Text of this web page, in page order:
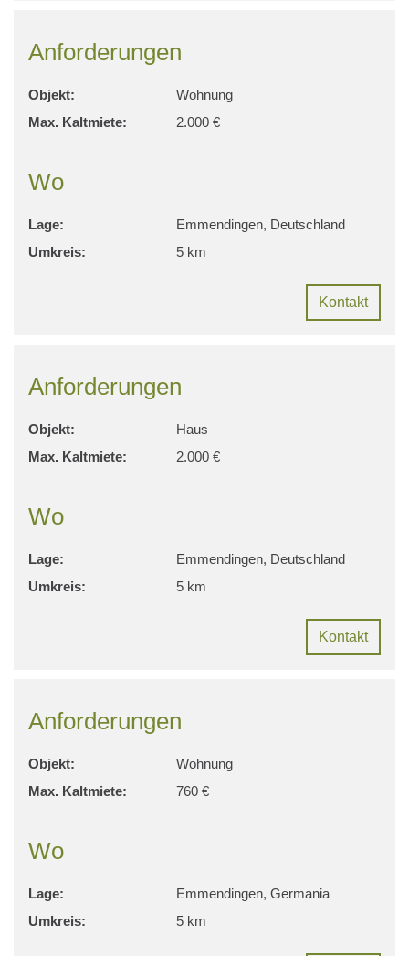
Anforderungen
Objekt:
Wohnung
Max. Kaltmiete:
2.000 €
Wo
Lage:
Emmendingen, Deutschland
Umkreis:
5 km
Kontakt
Anforderungen
Objekt:
Haus
Max. Kaltmiete:
2.000 €
Wo
Lage:
Emmendingen, Deutschland
Umkreis:
5 km
Kontakt
Anforderungen
Objekt:
Wohnung
Max. Kaltmiete:
760 €
Wo
Lage:
Emmendingen, Germania
Umkreis:
5 km